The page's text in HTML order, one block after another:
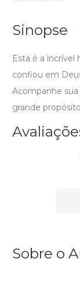
Sinopse
Esta é a incrível
confiou em
Acompanhe
grande
Sobre o